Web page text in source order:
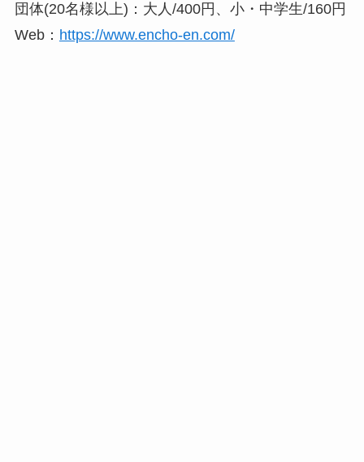
団体(20名様以上)：大人/400円、小・中学生/160円
Web： https://www.encho-en.com/